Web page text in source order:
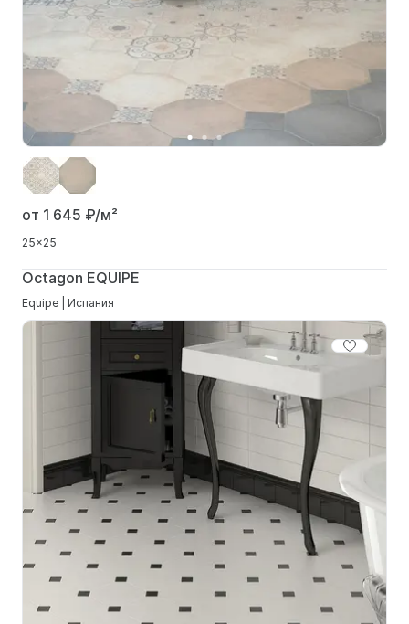
от 1 645 ₽/м²
25x25
Octagon EQUIPE
Equipe | Испания